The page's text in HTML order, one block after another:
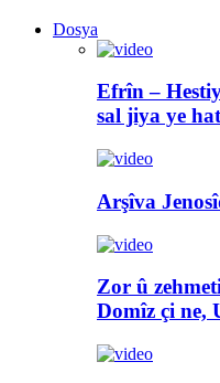
Dosya
Efrîn –
sal jiya ye
Arşîva
Zor û
Domîz çi ne,